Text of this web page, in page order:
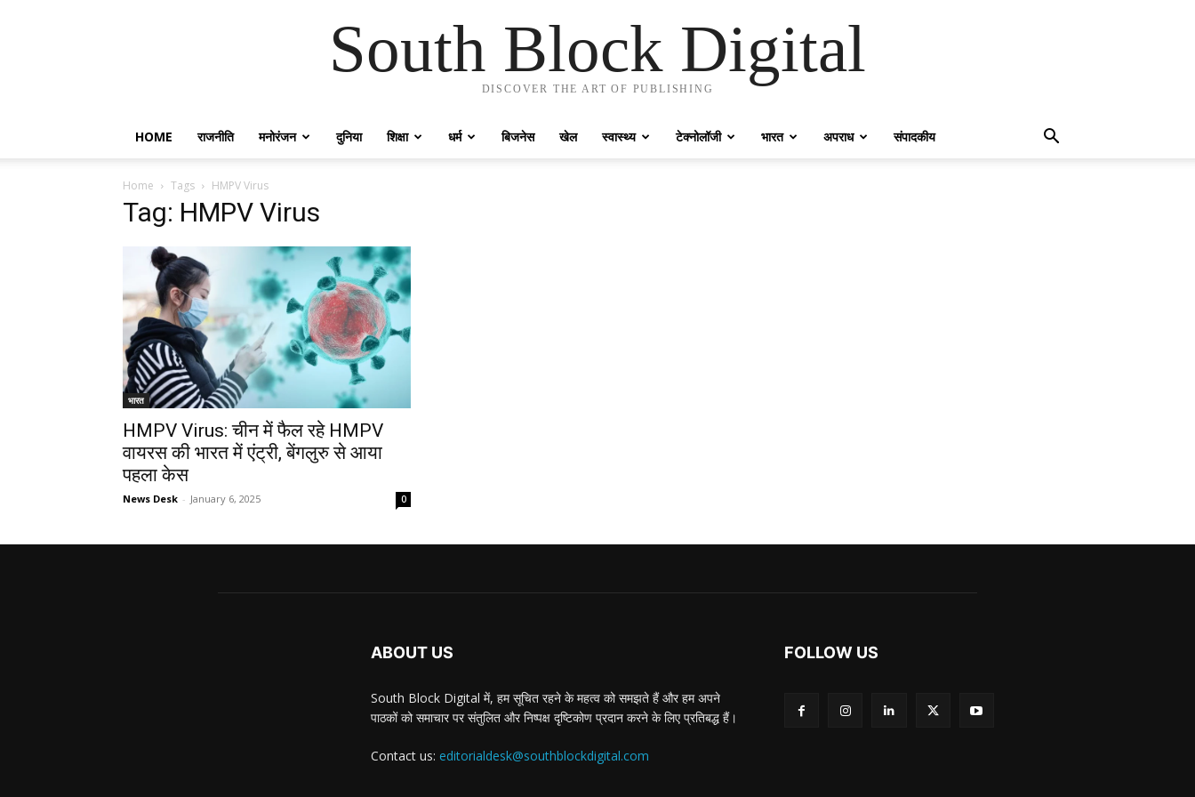
South Block Digital
DISCOVER THE ART OF PUBLISHING
HOME राजनीति मनोरंजन दुनिया शिक्षा धर्म बिजनेस खेल स्वास्थ्य टेक्नोलॉजी भारत अपराध संपादकीय
Home Tags HMPV Virus
Tag: HMPV Virus
भारत
HMPV Virus: चीन में फैल रहे HMPV
वायरस की भारत में एंट्री, बेंगलुरु से आया
पहला केस
News Desk - January 6, 2025 0
ABOUT US
South Block Digital में, हम सूचित रहने के महत्व को समझते हैं और हम अपने
पाठकों को समाचार पर संतुलित और निष्पक्ष दृष्टिकोण प्रदान करने के लिए प्रतिबद्ध हैं।
Contact us: editorialdesk@southblockdigital.com
FOLLOW US